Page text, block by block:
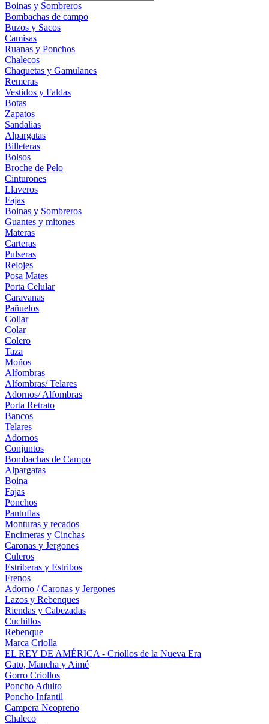
Boinas y Sombreros
Bombachas de campo
Buzos y Sacos
Camisas
Ruanas y Ponchos
Chalecos
Chaquetas y Gamulanes
Remeras
Vestidos y Faldas
Botas
Zapatos
Sandalias
Alpargatas
Billeteras
Bolsos
Broche de Pelo
Cinturones
Llaveros
Fajas
Boinas y Sombreros
Guantes y mitones
Materas
Carteras
Pulseras
Relojes
Posa Mates
Porta Celular
Caravanas
Pañuelos
Collar
Colar
Colero
Taza
Moños
Alfombras
Alfombras/ Telares
Adornos/ Alfombras
Porta Retrato
Bancos
Telares
Adornos
Conjuntos
Bombachas de Campo
Alpargatas
Boina
Fajas
Ponchos
Pantuflas
Monturas y recados
Encimeras y Cinchas
Caronas y Jergones
Culeros
Estriberas y Estribos
Frenos
Adorno / Caronas y Jergones
Lazos y Rebenques
Riendas y Cabezadas
Cuchillos
Rebenque
Marca Criolla
EL REY DE AMÉRICA - Criollos de la Nueva Era
Gato, Mancha y Aimé
Gorro Criollos
Poncho Adulto
Poncho Infantil
Campera Neopreno
Chaleco